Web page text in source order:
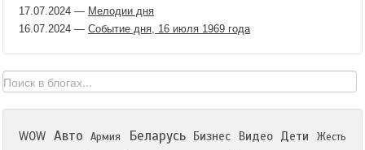
17.07.2024 — Мелодии дня
16.07.2024 — Событие дня, 16 июля 1969 года
WOW Авто Армия Беларусь Бизнес Видео Дети
Жесть